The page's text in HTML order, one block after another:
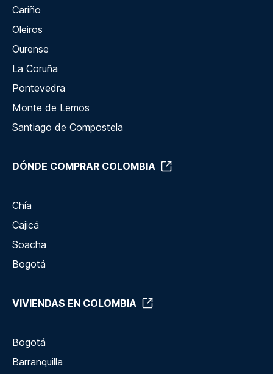
Cariño
Oleiros
Ourense
La Coruña
Pontevedra
Monte de Lemos
Santiago de Compostela
DÓNDE COMPRAR COLOMBIA
Chía
Cajicá
Soacha
Bogotá
VIVIENDAS EN COLOMBIA
Bogotá
Barranquilla